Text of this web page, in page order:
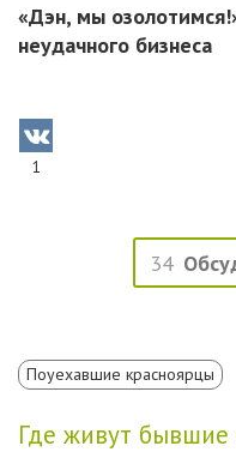
«Дэн, мы
неудачного бизнеса
1
34
Поуехавшие красноярцы
Где живут бывшие